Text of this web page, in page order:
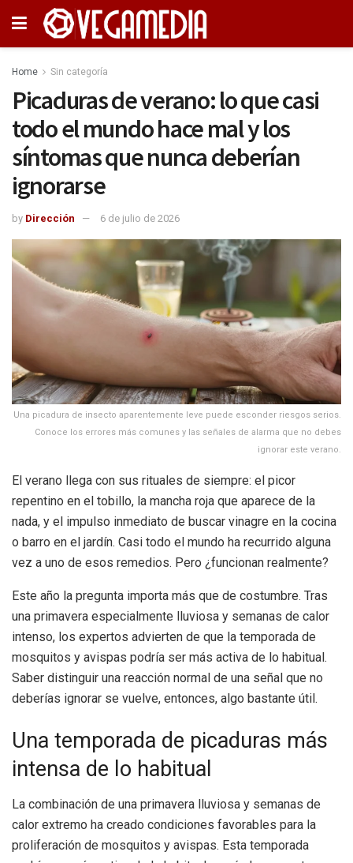
Home Sin categoría
Picaduras de verano: lo que casi
todo el mundo hace mal y los
síntomas que nunca deberían
ignorarse
by Dirección 6 de julio de 2026
Una picadura de insecto aparentemente leve puede esconder riesgos serios.
Conoce los errores más comunes y las señales de alarma que no debes
ignorar este verano.
El verano llega con sus rituales de siempre: el picor
repentino en el tobillo, la mancha roja que aparece de la
nada, y el impulso inmediato de buscar vinagre en la cocina
o barro en el jardín. Casi todo el mundo ha recurrido alguna
vez a uno de esos remedios. Pero ¿funcionan realmente?
Este año la pregunta importa más que de costumbre. Tras
una primavera especialmente lluviosa y semanas de calor
intenso, los expertos advierten de que la temporada de
mosquitos y avispas podría ser más activa de lo habitual.
Saber distinguir una reacción normal de una señal que no
deberías ignorar se vuelve, entonces, algo bastante útil.
Una temporada de picaduras más
intensa de lo habitual
La combinación de una primavera lluviosa y semanas de
calor extremo ha creado condiciones favorables para la
proliferación de mosquitos y avispas. Esta temporada